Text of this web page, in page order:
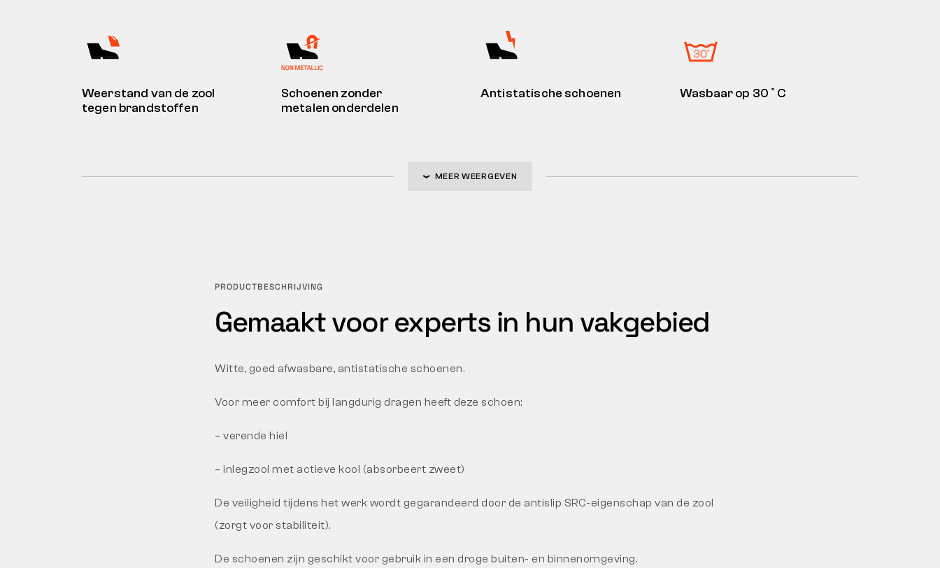
Weerstand van de zool
tegen brandstoffen
Schoenen zonder
metalen onderdelen
Antistatische schoenen Wasbaar op 30˚C
MEER WEERGEVEN
PRODUCTBESCHRIJVING
Gemaakt voor experts in hun vakgebied
Witte, goed afwasbare, antistatische schoenen.
Voor meer comfort bij langdurig dragen heeft deze schoen:
– verende hiel
– inlegzool met actieve kool (absorbeert zweet)
De veiligheid tijdens het werk wordt gegarandeerd door de antislip SRC-eigenschap van de zool
(zorgt voor stabiliteit).
De schoenen zijn geschikt voor gebruik in een droge buiten- en binnenomgeving.